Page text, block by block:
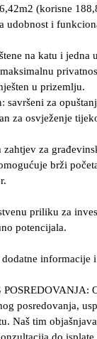
(korisne
udobnost i
na katu i jedna
u prizemlju.
savršeni za
za osvježenje
zahtjev za
brži
priliku za
potencijala.
informacije
posredovanja,
Naš tim